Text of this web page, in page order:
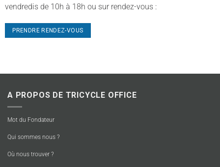
vendredis de 10h à 18h ou sur rendez-vous :
PRENDRE RENDEZ-VOUS
A PROPOS DE TRICYCLE OFFICE
Mot du Fondateur
Qui sommes nous ?
Où nous trouver ?